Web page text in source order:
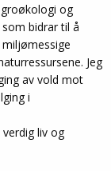
og
bidrar til å
Jeg
av vold mot
i
liv og